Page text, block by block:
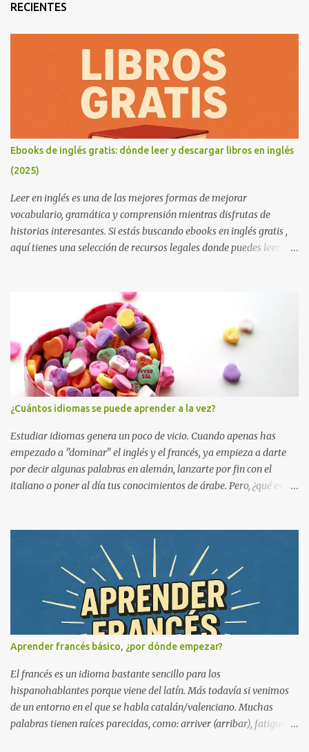
RECIENTES
Ebooks de inglés gratis: dónde leer y descargar libros en inglés
(2025)
Leer en inglés es una de las mejores formas de mejorar
vocabulario, gramática y comprensión mientras disfrutas de
historias interesantes. Si estás buscando ebooks en inglés gratis ,
aquí tienes una selección de recursos legales donde puedes leer
Consejo útil: si estás empezando a leer en inglés, elige libros que ya
conozcas en español. Esto reduce la dificultad, aumenta la
comprensión y hace que aprendas vocabulario nuevo sin
frustrarte. Además, combina la lectura con una app de diccionario
para guardar palabras nuevas y repasarlas después. Project
Gutenberg Project Gutenberg es la mayor biblioteca de libros
gratuitos en inglés. Todos los títulos son de dominio público y se
pueden leer en línea o descargar en EPUB, Kindle o PDF. Más de
60.000 libros gratuitos Clásicos de la literatura inglesa Sin registro
y sin publicidad ...
¿Cuántos idiomas se puede aprender a la vez?
Estudiar idiomas genera un poco de vicio. Cuando apenas has
empezado a "dominar" el inglés y el francés, ya empieza a darte
por decir algunas palabras en alemán, lanzarte por fin con el
italiano o poner al día tus conocimientos de árabe. Pero, ¿qué es lo
empecemos a reducir el tiempo que le dedicamos a estudiar , nos
hagamos una montaña y, al final, aprendamos un poco de todo y
mucho de nada. Ahora en serio. ¿Cuántos idiomas se pueden
aprender al mismo tiempo? Hablo de ir a clases, practicar todos los
días, hablarlo y llevarlo más o menos bien para que a corto plazo
seamos capaces de defendernos en ese idioma. ¿Eres un
apasionado de los idiomas? Entonces este artículo te interesa.
Cuántos idiomas estudiar al mismo tiempo Durante una
temporada estuve yendo a la Escuela de Idiomas para estudiar
inglés y francés. La experiencia fue difícil, ya que ...
Aprender francés básico, ¿por dónde empezar?
El francés es un idioma bastante sencillo para los
hispanohablantes porque viene del latín. Más todavía si venimos
de un entorno en el que se habla catalán/valenciano. Muchas
palabras tienen raíces parecidas, como: arriver (arribar), fatiguer